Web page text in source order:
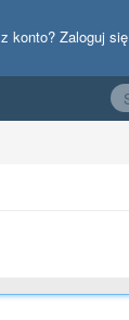
konto? Zaloguj się